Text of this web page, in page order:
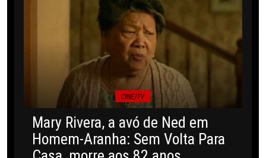
CINE/TV
Mary Rivera, a avó de Ned em
Homem-Aranha: Sem Volta Para